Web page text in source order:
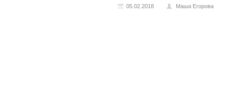
05.02.2018 Маша Егорова